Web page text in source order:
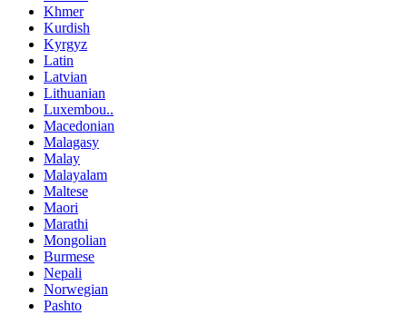
Khmer
Kurdish
Kyrgyz
Latin
Latvian
Lithuanian
Luxembou..
Macedonian
Malagasy
Malay
Malayalam
Maltese
Maori
Marathi
Mongolian
Burmese
Nepali
Norwegian
Pashto